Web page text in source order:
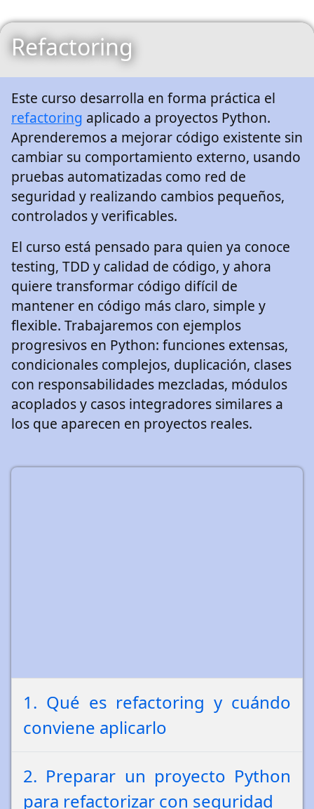
Refactoring
Este curso desarrolla en forma práctica el
refactoring aplicado a proyectos Python.
Aprenderemos a mejorar código existente sin
cambiar su comportamiento externo, usando
pruebas automatizadas como red de
seguridad y realizando cambios pequeños,
controlados y verificables.
El curso está pensado para quien ya conoce
testing, TDD y calidad de código, y ahora
quiere transformar código difícil de
mantener en código más claro, simple y
flexible. Trabajaremos con ejemplos
progresivos en Python: funciones extensas,
condicionales complejos, duplicación, clases
con responsabilidades mezcladas, módulos
acoplados y casos integradores similares a
los que aparecen en proyectos reales.
1. Qué es refactoring y cuándo
conviene aplicarlo
2. Preparar un proyecto Python
para refactorizar con seguridad